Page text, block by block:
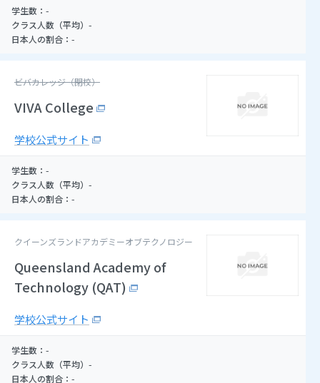
学生数： -
クラス人数（平均） -
日本人の割合： -
ビバカレッジ（閉校）
VIVA College
学校公式サイト
学生数： -
クラス人数（平均） -
日本人の割合： -
クイーンズランドアカデミーオブテクノロジー
Queensland Academy of
Technology (QAT)
学校公式サイト
学生数： -
クラス人数（平均） -
日本人の割合： -